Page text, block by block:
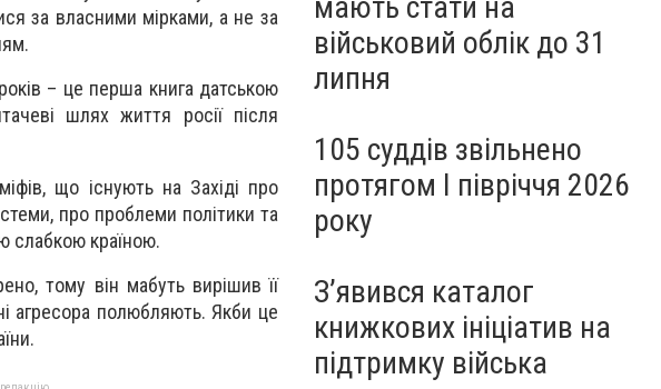
за власними мірками, а не за
– це перша книга датською
шлях життя росії після
що існують на Західі про
про проблеми політики та
слабкою країною.
тому він мабуть вирішив її
агресора полюбляють. Якби це
військовий облік до 31
липня
105 суддів звільнено
протягом I півріччя 2026
року
З’явився каталог
книжкових ініціатив на
підтримку війська